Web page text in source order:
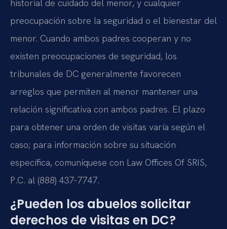
historial de cuidado del menor, y cualquier
preocupación sobre la seguridad o el bienestar del
menor. Cuando ambos padres cooperan y no
existen preocupaciones de seguridad, los
tribunales de DC generalmente favorecen
arreglos que permiten al menor mantener una
relación significativa con ambos padres. El plazo
para obtener una orden de visitas varía según el
caso; para información sobre su situación
específica, comuníquese con Law Offices Of SRIS,
P.C. al (888) 437-7747.
¿Pueden los abuelos solicitar
derechos de visitas en DC?